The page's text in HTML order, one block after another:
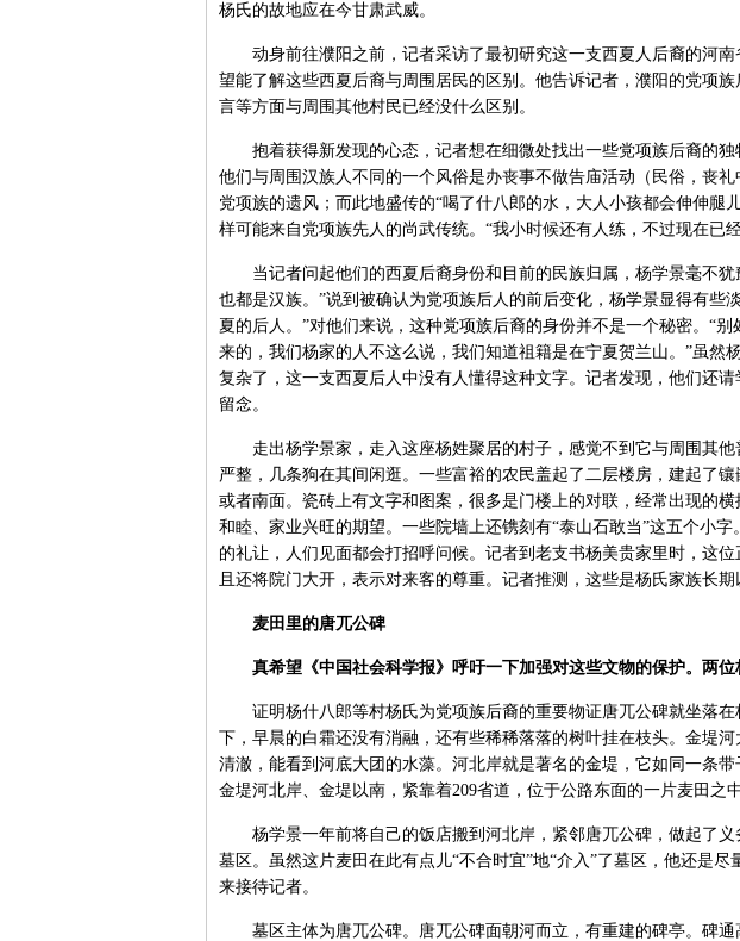
杨氏的故地应在今甘肃武威。
动身前往濮阳之前，记者采访了最初研究这一支西夏人后裔的河南
望能了解这些西夏后裔与周围居民的区别。他告诉记者，濮阳的党项
言等方面与周围其他村民已经没什么区别。
抱着获得新发现的心态，记者想在细微处找出一些党项族后裔的独
他们与周围汉族人不同的一个风俗是办丧事不做告庙活动（民俗，丧
党项族的遗风；而此地盛传的“喝了什八郎的水，大人小孩都会伸伸腿
样可能来自党项族先人的尚武传统。“我小时候还有人练，不过现在已
当记者问起他们的西夏后裔身份和目前的民族归属，杨学景毫不犹
也都是汉族。”说到被确认为党项族后人的前后变化，杨学景显得有些
夏的后人。”对他们来说，这种党项族后裔的身份并不是一个秘密。“
来的，我们杨家的人不这么说，我们知道祖籍是在宁夏贺兰山。”虽然
复杂了，这一支西夏后人中没有人懂得这种文字。记者发现，他们还
留念。
走出杨学景家，走入这座杨姓聚居的村子，感觉不到它与周围其他
严整，几条狗在其间闲逛。一些富裕的农民盖起了二层楼房，建起了
或者南面。瓷砖上有文字和图案，很多是门楼上的对联，经常出现的
和睦、家业兴旺的期望。一些院墙上还镌刻有“泰山石敢当”这五个小
的礼让，人们见面都会打招呼问候。记者到老支书杨美贵家里时，这
且还将院门大开，表示对来客的尊重。记者推测，这些是杨氏家族长
麦田里的唐兀公碑
真希望《中国社会科学报》呼吁一下加强对这些文物的保护。两位
证明杨什八郎等村杨氏为党项族后裔的重要物证唐兀公碑就坐落在
下，早晨的白霜还没有消融，还有些稀稀落落的树叶挂在枝头。金堤
清澈，能看到河底大团的水藻。河北岸就是著名的金堤，它如同一条
金堤河北岸、金堤以南，紧靠着209省道，位于公路东面的一片麦田之
杨学景一年前将自己的饭店搬到河北岸，紧邻唐兀公碑，做起了义
墓区。虽然这片麦田在此有点儿“不合时宜”地“介入”了墓区，他还是
来接待记者。
墓区主体为唐兀公碑。唐兀公碑面朝河而立，有重建的碑亭。碑通